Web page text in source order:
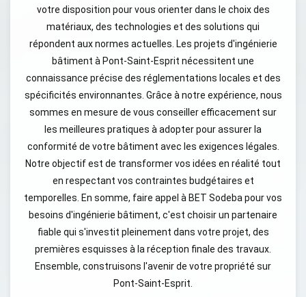
votre disposition pour vous orienter dans le choix des
matériaux, des technologies et des solutions qui
répondent aux normes actuelles. Les projets d'ingénierie
bâtiment à Pont-Saint-Esprit nécessitent une
connaissance précise des réglementations locales et des
spécificités environnantes. Grâce à notre expérience, nous
sommes en mesure de vous conseiller efficacement sur
les meilleures pratiques à adopter pour assurer la
conformité de votre bâtiment avec les exigences légales.
Notre objectif est de transformer vos idées en réalité tout
en respectant vos contraintes budgétaires et
temporelles. En somme, faire appel à BET Sodeba pour vos
besoins d'ingénierie bâtiment, c'est choisir un partenaire
fiable qui s'investit pleinement dans votre projet, des
premières esquisses à la réception finale des travaux.
Ensemble, construisons l'avenir de votre propriété sur
Pont-Saint-Esprit.